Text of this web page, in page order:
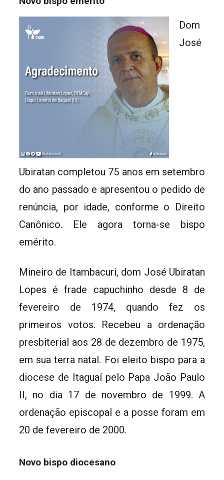
Dom
José
Ubiratan completou 75 anos em setembro
do ano passado e apresentou o pedido de
renúncia, por idade, conforme o Direito
Canônico. Ele agora torna-se bispo
emérito.
Mineiro de Itambacuri, dom José Ubiratan
Lopes é frade capuchinho desde 8 de
fevereiro de 1974, quando fez os
primeiros votos. Recebeu a ordenação
presbiterial aos 28 de dezembro de 1975,
em sua terra natal. Foi eleito bispo para a
diocese de Itaguaí pelo Papa João Paulo
II, no dia 17 de novembro de 1999. A
ordenação episcopal e a posse foram em
20 de fevereiro de 2000.
Novo bispo diocesano